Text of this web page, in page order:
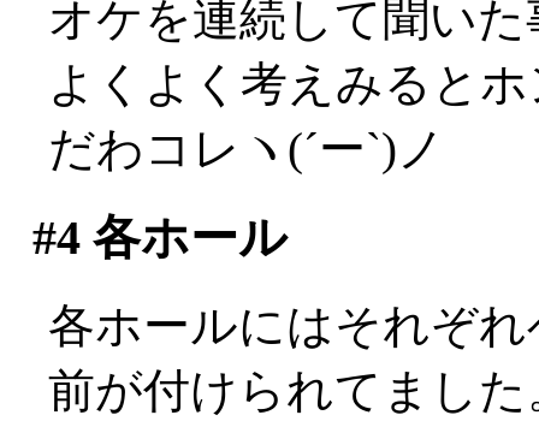
オケを連続して聞い
よくよく考えみると
だわコレヽ(´ー`)ノ
#4各ホール
各ホールにはそれぞ
前が付けられてました